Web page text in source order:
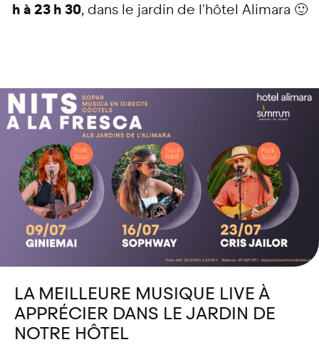
h à 23 h 30, dans le jardin de l'hôtel Alimara 🙂
LA MEILLEURE MUSIQUE LIVE À
APPRÉCIER DANS LE JARDIN DE
NOTRE HÔTEL